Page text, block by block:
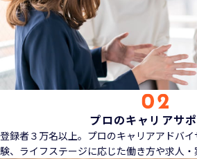
プロのキャリアサ
登録者３万名以上。プロのキャリアアドバ
験、ライフステージに応じた働き方や求人・